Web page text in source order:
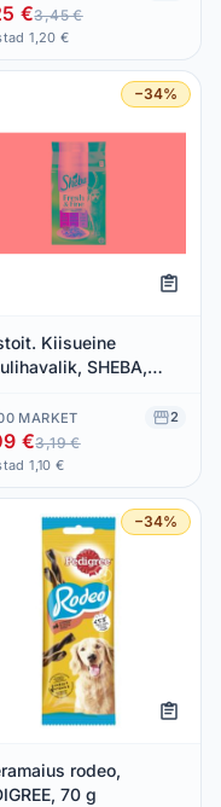
€3,45 €
1,20 €
−34%
Kiisueine
SHEBA,
MARKET 2
€3,19 €
1,10 €
−34%
rodeo,
70 g